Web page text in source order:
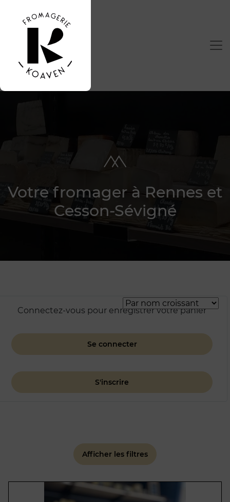
Votre fromager à Rennes et
Cesson-Sévigné
Connectez-vous pour enregistrer votre panier
Se connecter
S'inscrire
Afficher les filtres